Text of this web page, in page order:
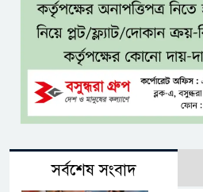
সর্বশেষ সংবাদ